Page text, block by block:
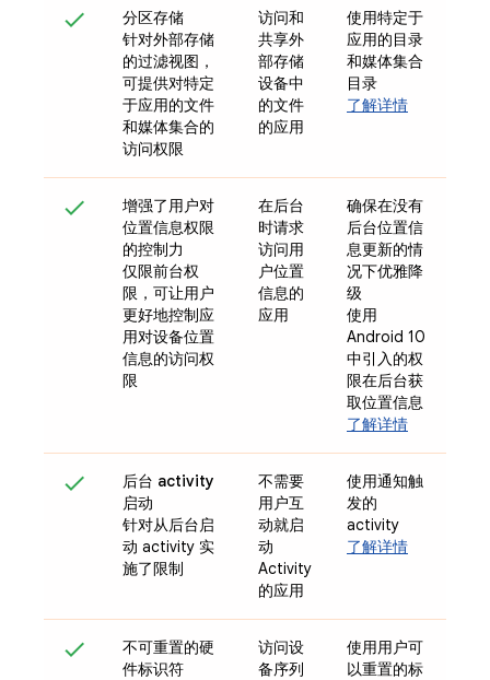
分区存储
针对外部存储
的过滤视图，
可提供对特定
于应用的文件
和媒体集合的
访问权限
访问和
共享外
部存储
设备中
的文件
的应用
使用特定于
应用的目录
和媒体集合
目录
了解详情
增强了用户对
位置信息权限
的控制力
仅限前台权
限，可让用户
更好地控制应
用对设备位置
信息的访问权
限
在后台
时请求
访问用
户位置
信息的
应用
确保在没有
后台位置信
息更新的情
况下优雅降
级
使用
Android 10
中引入的权
限在后台获
取位置信息
了解详情
后台 activity
启动
针对从后台启
动 activity 实
施了限制
不需要
用户互
动就启
动
Activity
的应用
使用通知触
发的
activity
了解详情
不可重置的硬
件标识符
访问设
备序列
使用用户可
以重置的标